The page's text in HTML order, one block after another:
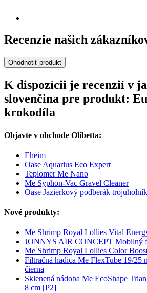
Recenzie našich
Ohodnotiť produkt
K dispozícii je recenzií v
slovenčina pre produkt:
krokodíla
Objavte v obchode Olibetta:
Eheim
Oase Aquarius Eco Expert
Teplomer Me Nano
Me Syphon-Vac Gravel Cleaner
Oase Jazierkový podberák
Nové produkty:
Me Shrimp Royal Lollies Vital
JONNYS AIR CONCEPT Mobilný
Me Shrimp Royal Lollies Color
Filtračná hadica Me FlexTube 19/25
čierna
Sklenená nádoba Me EcoShape
8 cm [P2]